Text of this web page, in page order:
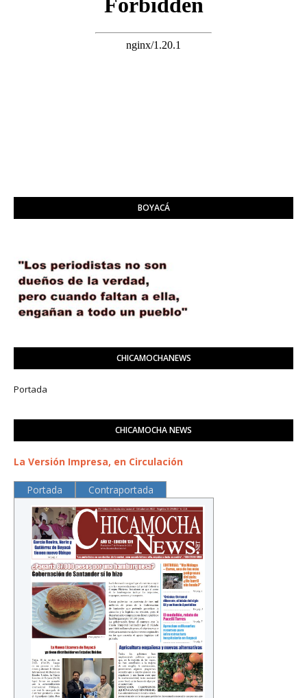
BOYACÁ
CHICAMOCHANEWS
Portada
CHICAMOCHA NEWS
La Versión Impresa, en Circulación
Portada Contraportada